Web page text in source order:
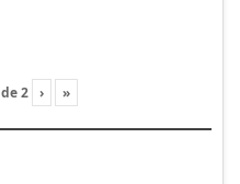
de2 › »